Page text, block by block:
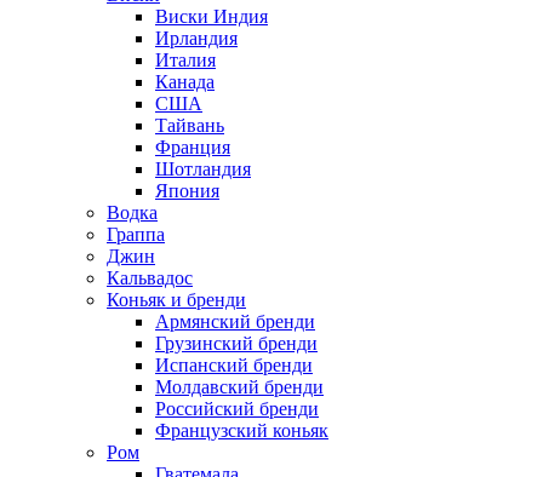
Виски Индия
Ирландия
Италия
Канада
США
Тайвань
Франция
Шотландия
Япония
Водка
Граппа
Джин
Кальвадос
Коньяк и бренди
Армянский бренди
Грузинский бренди
Испанский бренди
Молдавский бренди
Российский бренди
Французский коньяк
Ром